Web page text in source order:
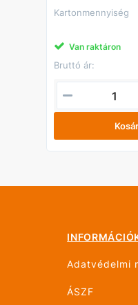
Kartonmennyiség
Van raktáron
Bruttó ár:
Adatvédelmi
ÁSZF